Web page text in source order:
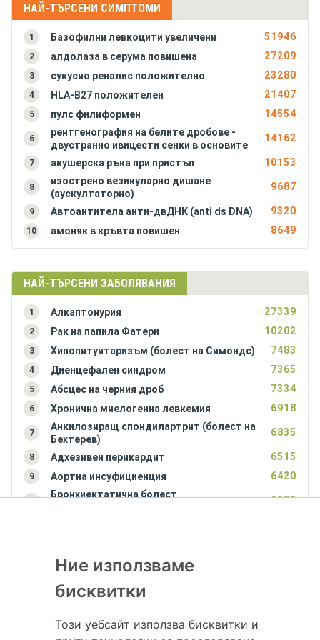
Алергичен ентероколит
Алкаптонурия
Амилоидоза на бъбреците
Амилоидоза на черния дроб
Анкилозиращ спондилартрит (болест на Бехтерев)
Антракс (белодробна форма)
Антракс (чревна форма)
Антракс на кожата (синя пъпка, сибирска язва)
Аортна инсуфициенция
Аортна стеноза
Апластична анемия (костномозъчна хипоплазия)
НАЙ-ТЪРСЕНИ СИМПТОМИ
1 Базофилни левкоцити увеличени 51946
2 алдолаза в серума повишена 27209
3 сукусио реналис положително 23280
4 HLA-B27 положителен 21407
5 пулс филиформен 14554
6
рентгенография на белите дробове -
двустранно ивицести сенки в основите
14162
7 акушерска ръка при пристъп 10153
8
изострено везикуларно дишане
(аускултаторно)
9687
9 Автоантитела анти-двДНК (anti ds DNA) 9320
10 амоняк в кръвта повишен 8649
НАЙ-ТЪРСЕНИ ЗАБОЛЯВАНИЯ
1 Алкаптонурия 27339
2 Рак на папила Фатери 10202
3 Хипопитуитаризъм (болест на Симондс) 7483
4 Диенцефален синдром 7365
5 Абсцес на черния дроб 7334
6 Хронична миелогенна левкемия 6918
7
Анкилозиращ спондилартрит (болест на
Бехтерев)
6835
8 Адхезивен перикардит 6515
9 Аортна инсуфициенция 6420
10
Бронхиектатична болест
6173
Hapche.bg НЕ е медицински, зравен или сроден специалист и НЕ дава
Ние използваме
бисквитки
Този уебсайт използва бисквитки и